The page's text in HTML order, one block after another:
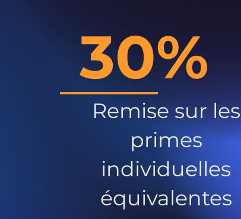
30%
Remise sur les
primes
individuelles
équivalentes